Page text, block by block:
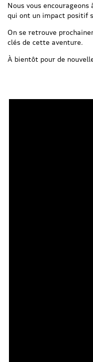
Nous vous
qui ont un impact positif
On se retrouve
clés de cette aventure.
À bientôt pour de